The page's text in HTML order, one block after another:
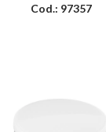
Cod.: 97357